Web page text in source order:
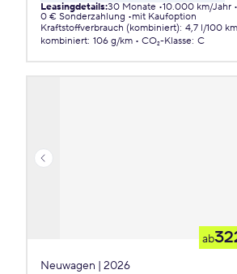
Leasingdetails:30 Monate 10.000 km/Jahr
0 € Sonderzahlung
mit Kaufoption
Kraftstoffverbrauch (kombiniert): 4,7 l/100 km
kombiniert: 106 g/km CO₂-Klasse: C
ab
Neuwagen | 2026